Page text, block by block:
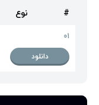
# نوع
01
دانلود